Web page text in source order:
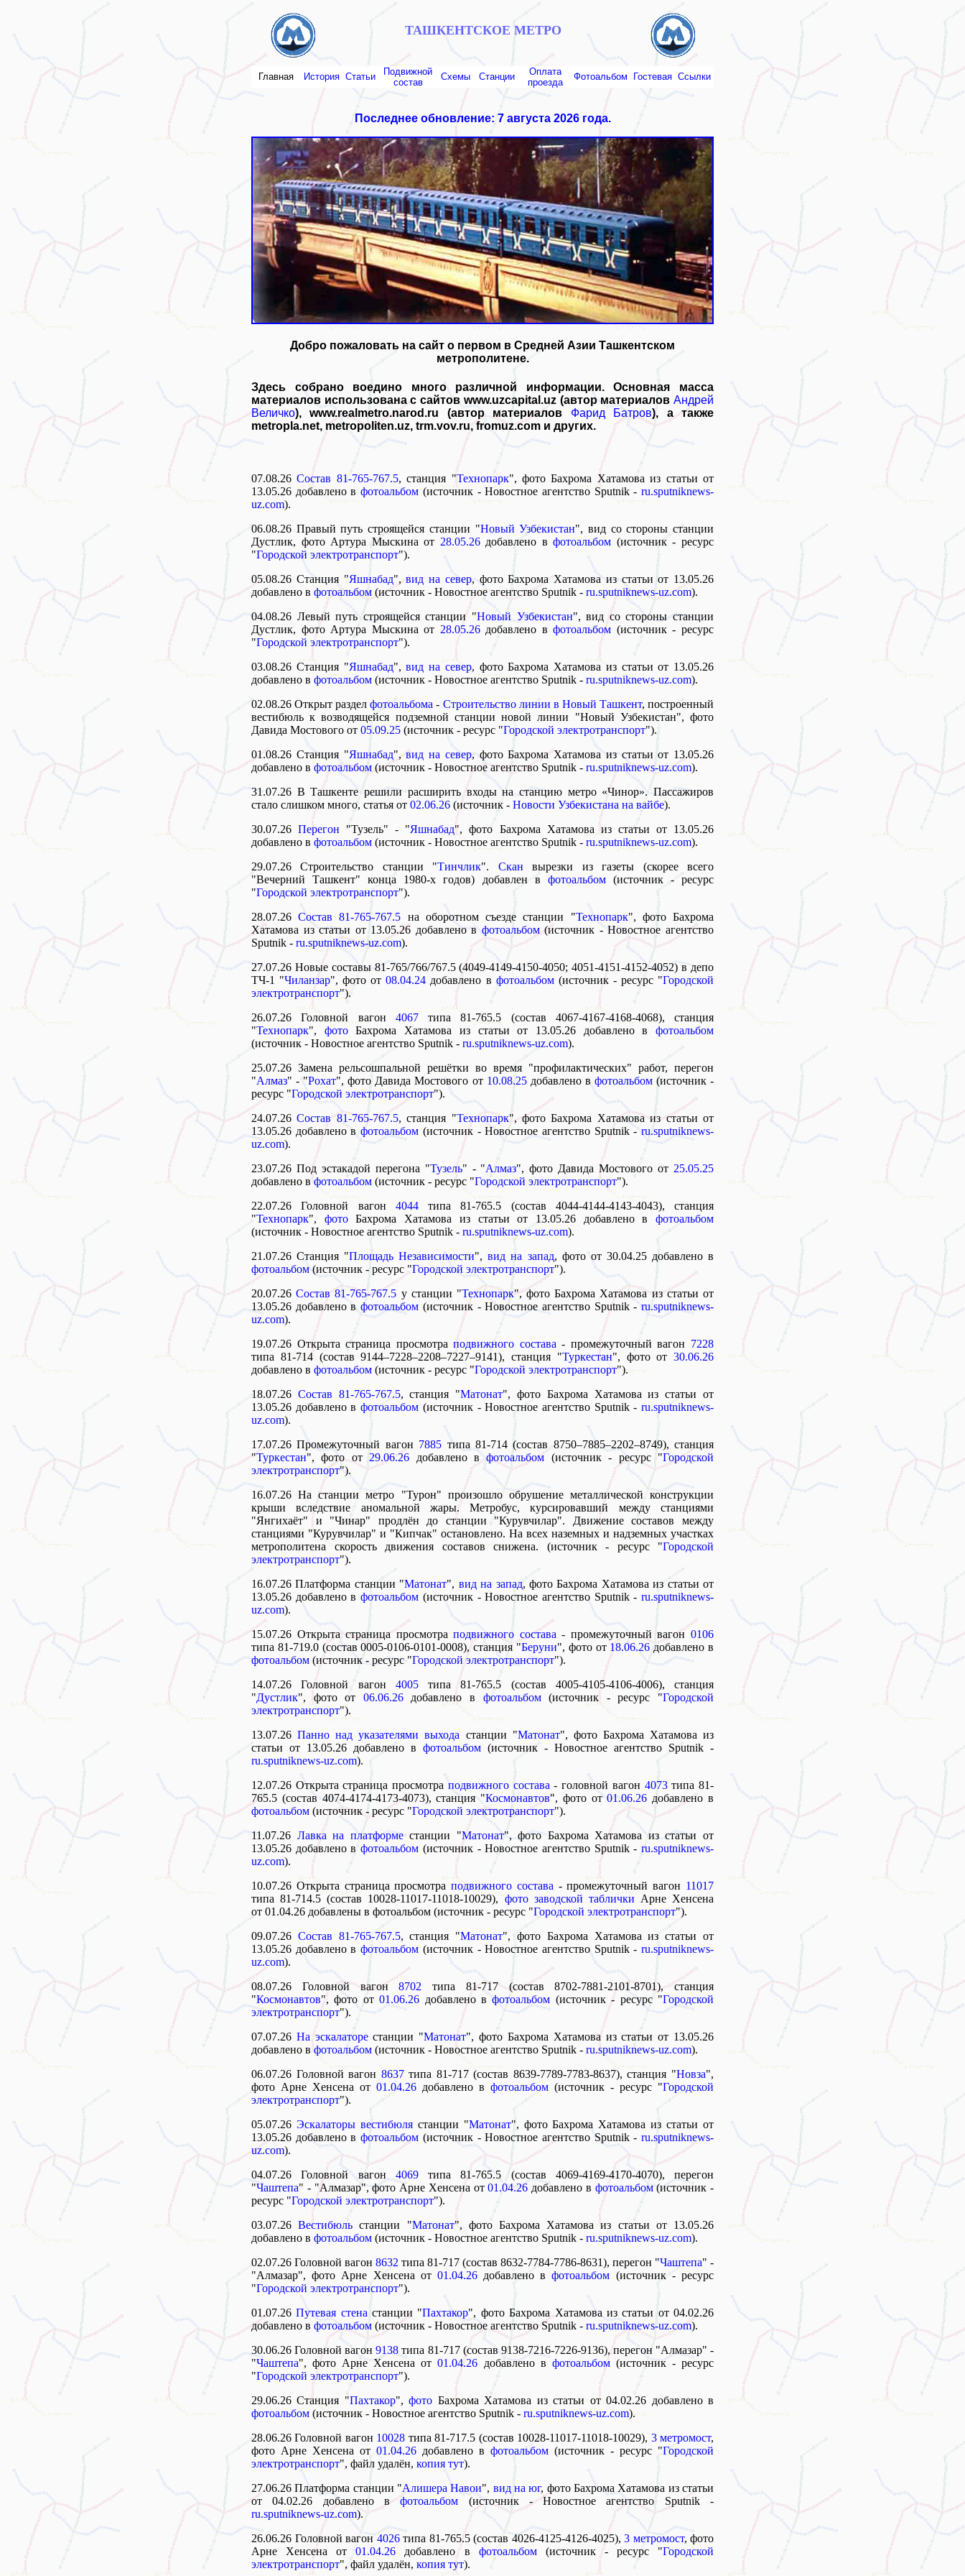
ТАШКЕНТСКОЕ МЕТРО
Главная История Статьи
Подвижной
состав
Схемы Cтанции
Оплата
проезда
Фотоальбом Гостевая Ссылки
Последнее обновление: 7 августа 2026 года.
Добро пожаловать на сайт о первом в Средней Азии Ташкентском
метрополитене.
Здесь собрано воедино много различной информации. Основная масса
материалов использована с сайтов www.uzcapital.uz (автор материалов Андрей
Величко), www.realmetro.narod.ru (автор материалов Фарид Батров), а также
metropla.net, metropoliten.uz, trm.vov.ru, fromuz.com и других.
07.08.26Состав 81-765-767.5, станция "Технопарк", фото Бахрома Хатамова из статьи от
13.05.26 добавлено вфотоальбом (источник - Новостное агентство Sputnik -ru.sputniknews-
uz.com).
06.08.26 Правый путь строящейся станции "Новый Узбекистан", вид со стороны станции
Дустлик, фото Артура Мыскина от 28.05.26добавлено вфотоальбом (источник - ресурс
"Городской электротранспорт").
05.08.26 Станция "Яшнабад",вид на север, фото Бахрома Хатамова из статьи от 13.05.26
добавлено в фотоальбом (источник - Новостное агентство Sputnik - ru.sputniknews-uz.com).
04.08.26 Левый путь строящейся станции "Новый Узбекистан", вид со стороны станции
Дустлик, фото Артура Мыскина от 28.05.26добавлено вфотоальбом (источник - ресурс
"Городской электротранспорт").
03.08.26 Станция "Яшнабад",вид на север, фото Бахрома Хатамова из статьи от 13.05.26
добавлено в фотоальбом (источник - Новостное агентство Sputnik - ru.sputniknews-uz.com).
02.08.26 Открыт разделфотоальбома - Строительство линии в Новый Ташкент, построенный
вестибюль к возводящейся подземной станции новой линии "Новый Узбекистан", фото
Давида Мостового от 05.09.25 (источник - ресурс "Городской электротранспорт").
01.08.26 Станция "Яшнабад",вид на север, фото Бахрома Хатамова из статьи от 13.05.26
добавлено в фотоальбом (источник - Новостное агентство Sputnik - ru.sputniknews-uz.com).
31.07.26 В Ташкенте решили расширить входы на станцию метро «Чинор». Пассажиров
стало слишком много, статья от 02.06.26 (источник - Новости Узбекистана на вайбе).
30.07.26Перегон "Тузель" - "Яшнабад", фото Бахрома Хатамова из статьи от 13.05.26
добавлено в фотоальбом (источник - Новостное агентство Sputnik - ru.sputniknews-uz.com).
29.07.26 Строительство станции "Тинчлик". Скан вырезки из газеты (скорее всего
"Вечерний Ташкент" конца 1980-х годов) добавлен в фотоальбом(источник - ресурс
"Городской электротранспорт").
28.07.26Состав 81-765-767.5 на оборотном съезде станции "Технопарк", фото Бахрома
Хатамова из статьи от 13.05.26 добавлено в фотоальбом(источник - Новостное агентство
Sputnik - ru.sputniknews-uz.com).
27.07.26 Новые составы 81-765/766/767.5 (4049-4149-4150-4050; 4051-4151-4152-4052) в депо
ТЧ-1 "Чиланзар", фото от08.04.24 добавлено в фотоальбом(источник - ресурс "Городской
электротранспорт").
26.07.26 Головной вагон 4067типа 81-765.5 (состав 4067-4167-4168-4068), станция
"Технопарк", фотоБахрома Хатамова из статьи от 13.05.26 добавлено вфотоальбом
(источник - Новостное агентство Sputnik - ru.sputniknews-uz.com).
25.07.26 Замена рельсошпальной решётки во время "профилактических" работ, перегон
"Алмаз" - "Рохат", фото Давида Мостового от 10.08.25добавлено в фотоальбом(источник -
ресурс "Городской электротранспорт").
24.07.26Состав 81-765-767.5, станция "Технопарк", фото Бахрома Хатамова из статьи от
13.05.26 добавлено вфотоальбом (источник - Новостное агентство Sputnik -ru.sputniknews-
uz.com).
23.07.26 Под эстакадой перегона "Тузель" - "Алмаз", фото Давида Мостового от 25.05.25
добавлено в фотоальбом (источник - ресурс "Городской электротранспорт").
22.07.26 Головной вагон 4044типа 81-765.5 (состав 4044-4144-4143-4043), станция
"Технопарк", фотоБахрома Хатамова из статьи от 13.05.26 добавлено вфотоальбом
(источник - Новостное агентство Sputnik - ru.sputniknews-uz.com).
21.07.26 Станция "Площадь Независимости",вид на запад, фото от 30.04.25 добавлено в
фотоальбом (источник - ресурс "Городской электротранспорт").
20.07.26Состав 81-765-767.5 у станции "Технопарк", фото Бахрома Хатамова из статьи от
13.05.26 добавлено вфотоальбом (источник - Новостное агентство Sputnik -ru.sputniknews-
uz.com).
19.07.26 Открыта страница просмотраподвижного состава - промежуточный вагон 7228
типа 81-714 (состав 9144–7228–2208–7227–9141), станция "Туркестан", фото от 30.06.26
добавлено в фотоальбом (источник - ресурс "Городской электротранспорт").
18.07.26 Состав 81-765-767.5, станция "Матонат", фото Бахрома Хатамова из статьи от
13.05.26 добавлено вфотоальбом (источник - Новостное агентство Sputnik -ru.sputniknews-
uz.com).
17.07.26 Промежуточный вагон 7885 типа 81-714 (состав 8750–7885–2202–8749), станция
"Туркестан", фото от29.06.26 добавлено вфотоальбом (источник - ресурс "Городской
электротранспорт").
16.07.26 На станции метро "Турон" произошло обрушение металлической конструкции
крыши вследствие аномальной жары. Метробус, курсировавший между станциями
"Янгихаёт" и "Чинар" продлён до станции "Курувчилар". Движение составов между
станциями "Курувчилар" и "Кипчак" остановлено. На всех наземных и надземных участках
метрополитена скорость движения составов снижена. (источник - ресурс "Городской
электротранспорт").
16.07.26 Платформа станции "Матонат", вид на запад, фото Бахрома Хатамова из статьи от
13.05.26 добавлено вфотоальбом (источник - Новостное агентство Sputnik -ru.sputniknews-
uz.com).
15.07.26 Открыта страница просмотраподвижного состава - промежуточный вагон0106
типа 81-719.0 (состав 0005-0106-0101-0008), станция "Беруни", фото от 18.06.26 добавлено в
фотоальбом (источник - ресурс "Городской электротранспорт").
14.07.26 Головной вагон 4005типа 81-765.5 (состав 4005-4105-4106-4006), станция
"Дустлик", фото от 06.06.26добавлено в фотоальбом(источник - ресурс "Городской
электротранспорт").
13.07.26Панно над указателями выхода станции "Матонат", фото Бахрома Хатамова из
статьи от 13.05.26 добавлено в фотоальбом (источник - Новостное агентство Sputnik -
ru.sputniknews-uz.com).
12.07.26 Открыта страница просмотра подвижного состава - головной вагон 4073типа 81-
765.5 (состав 4074-4174-4173-4073), станция "Космонавтов", фото от01.06.26 добавлено в
фотоальбом (источник - ресурс "Городской электротранспорт").
11.07.26 Лавка на платформестанции "Матонат", фото Бахрома Хатамова из статьи от
13.05.26 добавлено вфотоальбом (источник - Новостное агентство Sputnik -ru.sputniknews-
uz.com).
10.07.26 Открыта страница просмотраподвижного состава - промежуточный вагон 11017
типа 81-714.5 (состав 10028-11017-11018-10029), фото заводской таблички Арне Хенсена
от 01.04.26 добавлены в фотоальбом (источник - ресурс "Городской электротранспорт").
09.07.26 Состав 81-765-767.5, станция "Матонат", фото Бахрома Хатамова из статьи от
13.05.26 добавлено вфотоальбом (источник - Новостное агентство Sputnik -ru.sputniknews-
uz.com).
08.07.26 Головной вагон8702 типа 81-717 (состав 8702-7881-2101-8701), станция
"Космонавтов", фото от01.06.26 добавлено вфотоальбом (источник - ресурс "Городской
электротранспорт").
07.07.26 На эскалаторестанции "Матонат", фото Бахрома Хатамова из статьи от 13.05.26
добавлено в фотоальбом (источник - Новостное агентство Sputnik - ru.sputniknews-uz.com).
06.07.26 Головной вагон 8637типа 81-717 (состав 8639-7789-7783-8637), станция "Новза",
фото Арне Хенсена от 01.04.26 добавлено в фотоальбом (источник - ресурс "Городской
электротранспорт").
05.07.26 Эскалаторы вестибюлястанции "Матонат", фото Бахрома Хатамова из статьи от
13.05.26 добавлено вфотоальбом (источник - Новостное агентство Sputnik -ru.sputniknews-
uz.com).
04.07.26 Головной вагон 4069типа 81-765.5 (состав 4069-4169-4170-4070), перегон
"Чаштепа" - "Алмазар", фото Арне Хенсена от01.04.26 добавлено в фотоальбом(источник -
ресурс "Городской электротранспорт").
03.07.26Вестибюль станции "Матонат", фото Бахрома Хатамова из статьи от 13.05.26
добавлено в фотоальбом (источник - Новостное агентство Sputnik - ru.sputniknews-uz.com).
02.07.26 Головной вагон 8632 типа 81-717 (состав 8632-7784-7786-8631), перегон "Чаштепа" -
"Алмазар", фото Арне Хенсена от 01.04.26добавлено вфотоальбом (источник - ресурс
"Городской электротранспорт").
01.07.26Путевая стена станции "Пахтакор", фото Бахрома Хатамова из статьи от 04.02.26
добавлено в фотоальбом (источник - Новостное агентство Sputnik - ru.sputniknews-uz.com).
30.06.26 Головной вагон9138 типа 81-717 (состав 9138-7216-7226-9136), перегон "Алмазар" -
"Чаштепа", фото Арне Хенсена от01.04.26 добавлено в фотоальбом(источник - ресурс
"Городской электротранспорт").
29.06.26 Станция "Пахтакор",фото Бахрома Хатамова из статьи от 04.02.26 добавлено в
фотоальбом (источник - Новостное агентство Sputnik - ru.sputniknews-uz.com).
28.06.26 Головной вагон 10028 типа 81-717.5 (состав 10028-11017-11018-10029), 3 метромост,
фото Арне Хенсена от 01.04.26 добавлено в фотоальбом (источник - ресурс "Городской
электротранспорт", файл удалён, копия тут).
27.06.26 Платформа станции "Алишера Навои", вид на юг, фото Бахрома Хатамова из статьи
от 04.02.26 добавлено вфотоальбом (источник - Новостное агентство Sputnik -
ru.sputniknews-uz.com).
26.06.26 Головной вагон 4026типа 81-765.5 (состав 4026-4125-4126-4025), 3 метромост, фото
Арне Хенсена от01.04.26 добавлено в фотоальбом(источник - ресурс "Городской
электротранспорт", файл удалён, копия тут).